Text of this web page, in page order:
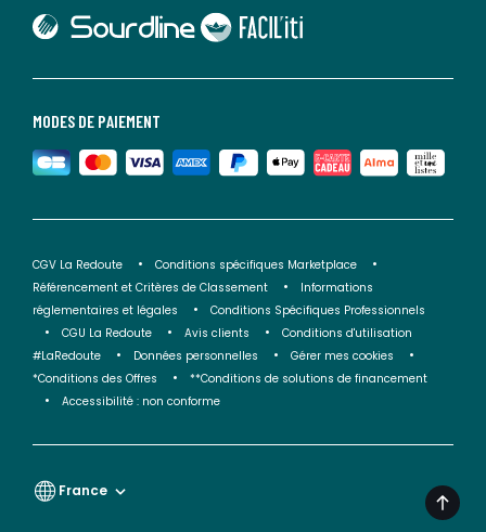
MODES DE PAIEMENT
lien vers Sourdline
lien vers Faciliti
CGV La Redoute
Conditions spécifiques Marketplace
Référencement et Critères de Classement
Informations
réglementaires et légales
Conditions Spécifiques Professionnels
CGU La Redoute
Avis clients
Conditions d'utilisation
#LaRedoute
Données personnelles
Gérer mes cookies
*Conditions des Offres
**Conditions de solutions de financement
Accessibilité : non conforme
France